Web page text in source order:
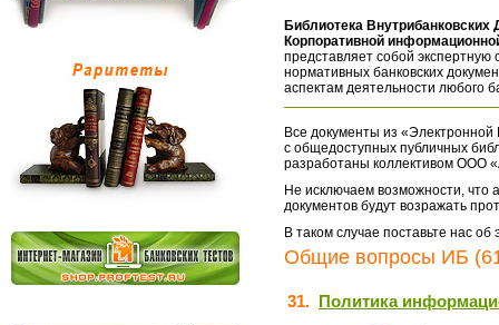
Библиотека
Корпоративной
представляет собой экспертную
нормативных банковских
аспектам деятельности любого
Все документы из «Электронной
с общедоступных публичных
разработаны коллективом ООО
Не исключаем возможности, что
документов будут возражать
В таком случае поставьте нас
Общие вопросы ИБ
31. Политика